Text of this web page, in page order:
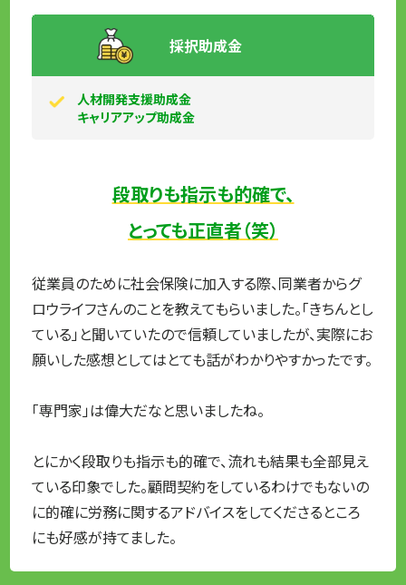
採択助成金
人材開発支援助成金
キャリアアップ助成金
段取りも指示も的確で、
とっても正直者（笑）
従業員のために社会保険に加入する際、同業者からグ
ロウライフさんのことを教えてもらいました。「きちんとし
ている」と聞いていたので信頼していましたが、実際にお
願いした感想としてはとても話がわかりやすかったです。
「専門家」は偉大だなと思いましたね。
とにかく段取りも指示も的確で、流れも結果も全部見え
ている印象でした。顧問契約をしているわけでもないの
に的確に労務に関するアドバイスをしてくださるところ
にも好感が持てました。